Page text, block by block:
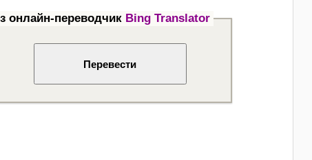
онлайн-переводчик Bing Translator